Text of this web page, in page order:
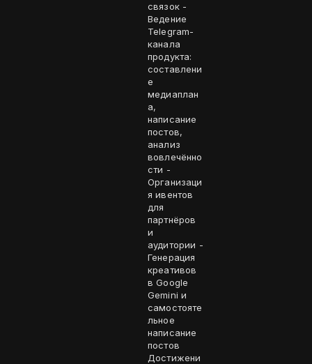
связок -
Ведение
Telegram-
канала
продукта:
составлени
е
медиаплан
а,
написание
постов,
анализ
вовлечённо
сти -
Организаци
я ивентов
для
партнёров
и
аудитории -
Генерация
креативов
в Google
Gemini и
самостояте
льное
написание
постов
Достижени